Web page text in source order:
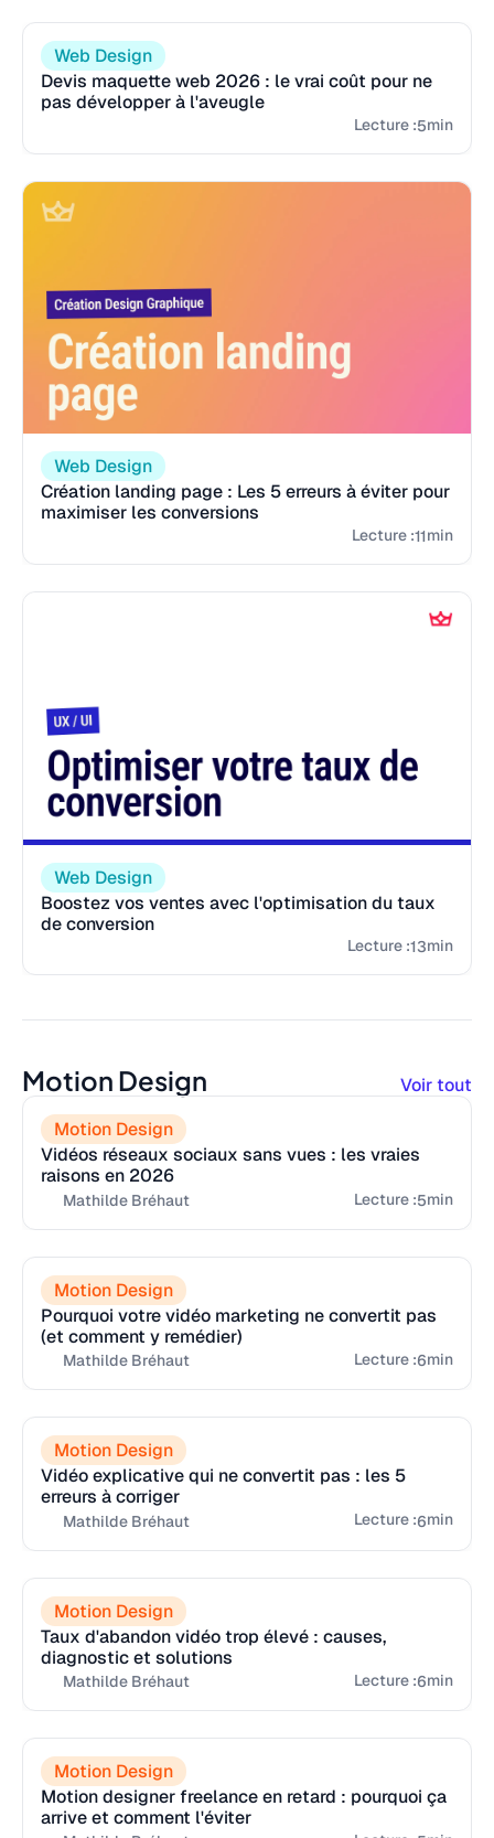
Web Design
Devis maquette web 2026 : le vrai coût pour ne
pas développer à l'aveugle
Lecture :5min
Web Design
Création landing page : Les 5 erreurs à éviter pour
maximiser les conversions
Lecture :11min
Web Design
Boostez vos ventes avec l'optimisation du taux
de conversion
Lecture :13min
Motion Design
Voir tout
Motion Design
Vidéos réseaux sociaux sans vues : les vraies
raisons en 2026
Mathilde Bréhaut Lecture :5min
Motion Design
Pourquoi votre vidéo marketing ne convertit pas
(et comment y remédier)
Mathilde Bréhaut Lecture :6min
Motion Design
Vidéo explicative qui ne convertit pas : les 5
erreurs à corriger
Mathilde Bréhaut Lecture :6min
Motion Design
Taux d'abandon vidéo trop élevé : causes,
diagnostic et solutions
Mathilde Bréhaut Lecture :6min
Motion Design
Motion designer freelance en retard : pourquoi ça
arrive et comment l'éviter